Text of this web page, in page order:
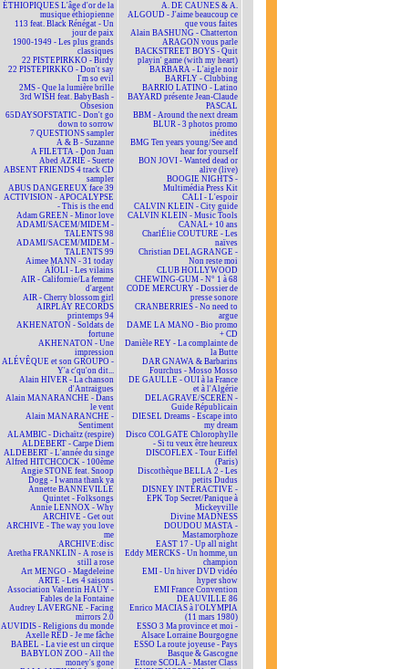
ÉTHIOPIQUES L'âge d'or de la
musique éthiopienne
113 feat. Black Rénégat - Un
jour de paix
1900-1949 - Les plus grands
classiques
22 PISTEPIRKKO - Birdy
22 PISTEPIRKKO - Don't say
I'm so evil
2MS - Que la lumière brille
3rd WISH feat. BabyBash -
Obsesion
65DAYSOFSTATIC - Don't go
down to sorrow
7 QUESTIONS sampler
A & B - Suzanne
A FILETTA - Don Juan
Abed AZRIÉ - Suerte
ABSENT FRIENDS 4 track CD
sampler
ABUS DANGEREUX face 39
ACTIVISION - APOCALYPSE
- This is the end
Adam GREEN - Minor love
ADAMI/SACEM/MIDEM -
TALENTS 98
ADAMI/SACEM/MIDEM -
TALENTS 99
Aimee MANN - 31 today
AÏOLI - Les vilains
AIR - Californie/La femme
d'argent
AIR - Cherry blossom girl
AIRPLAY RECORDS
printemps 94
AKHENATON - Soldats de
fortune
AKHENATON - Une
impression
ALÉVÊQUE et son GROUPO -
Y'a c'qu'on dit...
Alain HIVER - La chanson
d'Antraigues
Alain MANARANCHE - Dans
le vent
Alain MANARANCHE -
Sentiment
ALAMBIC - Dichaïtz (respire)
ALDEBERT - Carpe Diem
ALDEBERT - L'année du singe
Alfred HITCHCOCK - 100ème
Angie STONE feat. Snoop
Dogg - I wanna thank ya
Annette BANNEVILLE
Quintet - Folksongs
Annie LENNOX - Why
ARCHIVE - Get out
ARCHIVE - The way you love
me
ARCHIVE:disc
Aretha FRANKLIN - A rose is
still a rose
Art MENGO - Magdeleine
ARTE - Les 4 saisons
Association Valentin HAÜY -
Fables de la Fontaine
Audrey LAVERGNE - Facing
mirrors 2.0
AUVIDIS - Religions du monde
Axelle RED - Je me fâche
BABEL - La vie est un cirque
BABYLON ZOO - All the
money's gone
A. DE CAUNES & A.
ALGOUD - J'aime beaucoup ce
que vous faites
Alain BASHUNG - Chatterton
ARAGON vous parle
BACKSTREET BOYS - Quit
playin' game (with my heart)
BARBARA - L'aigle noir
BARFLY - Clubbing
BARRIO LATINO - Latino
BAYARD présente Jean-Claude
PASCAL
BBM - Around the next dream
BLUR - 3 photos promo
inédites
BMG Ten years young/See and
hear for yourself
BON JOVI - Wanted dead or
alive (live)
BOOGIE NIGHTS -
Multimédia Press Kit
CALI - L'espoir
CALVIN KLEIN - City guide
CALVIN KLEIN - Music Tools
CANAL+ 10 ans
CharlÉlie COUTURE - Les
naïves
Christian DELAGRANGE -
Non reste moi
CLUB HOLLYWOOD
CHEWING-GUM - N° 1 à 68
CODE MERCURY - Dossier de
presse sonore
CRANBERRIES - No need to
argue
DAME LA MANO - Bio promo
+ CD
Danièle REY - La complainte de
la Butte
DAR GNAWA & Barbarins
Fourchus - Mosso Mosso
DE GAULLE - OUI à la France
et à l'Algérie
DELAGRAVE/SCEREN -
Guide Républicain
DIESEL Dreams - Escape into
my dream
Disco COLGATE Chlorophylle
- Si tu veux être heureux
DISCOFLEX - Tour Eiffel
(Paris)
Discothèque BELLA 2 - Les
petits Dudus
DISNEY INTERACTIVE -
EPK Top Secret/Panique à
Mickeyville
Divine MADNESS
DOUDOU MASTA -
Mastamorphoze
EAST 17 - Up all night
Eddy MERCKS - Un homme, un
champion
EMI - Un hiver DVD vidéo
hyper show
EMI France Convention
DEAUVILLE 86
Enrico MACIAS à l'OLYMPIA
(11 mars 1980)
ESSO 3 Ma province et moi -
Alsace Lorraine Bourgogne
ESSO La route joyeuse - Pays
Basque & Gascogne
Ettore SCOLA - Master Class